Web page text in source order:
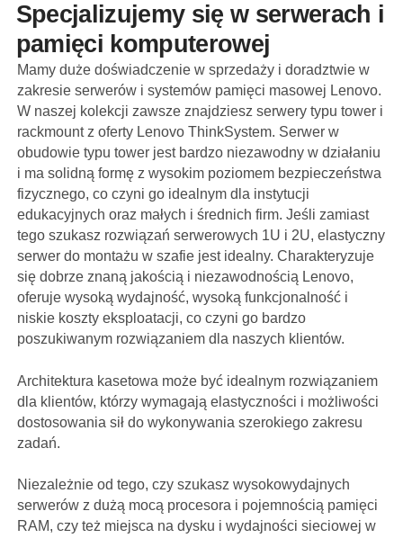
Specjalizujemy się w serwerach i
pamięci komputerowej
Mamy duże doświadczenie w sprzedaży i doradztwie w
zakresie serwerów i systemów pamięci masowej Lenovo.
W naszej kolekcji zawsze znajdziesz serwery typu tower i
rackmount z oferty Lenovo ThinkSystem. Serwer w
obudowie typu tower jest bardzo niezawodny w działaniu
i ma solidną formę z wysokim poziomem bezpieczeństwa
fizycznego, co czyni go idealnym dla instytucji
edukacyjnych oraz małych i średnich firm. Jeśli zamiast
tego szukasz rozwiązań serwerowych 1U i 2U, elastyczny
serwer do montażu w szafie jest idealny. Charakteryzuje
się dobrze znaną jakością i niezawodnością Lenovo,
oferuje wysoką wydajność, wysoką funkcjonalność i
niskie koszty eksploatacji, co czyni go bardzo
poszukiwanym rozwiązaniem dla naszych klientów.
Architektura kasetowa może być idealnym rozwiązaniem
dla klientów, którzy wymagają elastyczności i możliwości
dostosowania sił do wykonywania szerokiego zakresu
zadań.
Niezależnie od tego, czy szukasz wysokowydajnych
serwerów z dużą mocą procesora i pojemnością pamięci
RAM, czy też miejsca na dysku i wydajności sieciowej w